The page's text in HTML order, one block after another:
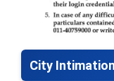
City Intimation